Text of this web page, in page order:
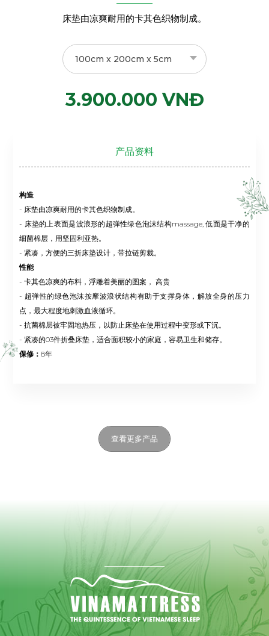
床垫由凉爽耐用的卡其色织物制成。
100cm x 200cm x 5cm
3.900.000 VNĐ
产品资料
构造
- 床垫由凉爽耐用的卡其色织物制成。
- 床垫的上表面是波浪形的超弹性绿色泡沫结构massage, 低面是干净的
细菌棉层，用坚固利亚热。
- 紧凑，方便的三折床垫设计，带拉链剪裁。
性能
- 卡其色凉爽的布料，浮雕着美丽的图案， 高贵
- 超弹性的绿色泡沫按摩波浪状结构有助于支撑身体，解放全身的压力
点，最大程度地刺激血液循环。
- 抗菌棉层被牢固地热压，以防止床垫在使用过程中变形或下沉。
- 紧凑的03件折叠床垫，适合面积较小的家庭，容易卫生和储存。
保修：8年
查看更多产品